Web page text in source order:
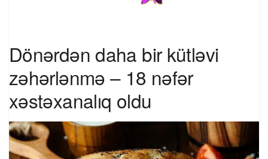
Dönərdən daha bir kütləvi
zəhərlənmə – 18 nəfər
xəstəxanalıq oldu